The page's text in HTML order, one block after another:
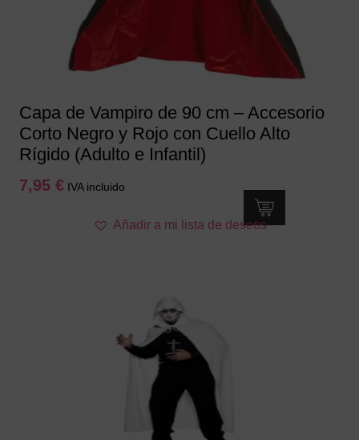
Capa de Vampiro de 90 cm – Accesorio
Corto Negro y Rojo con Cuello Alto
Rígido (Adulto e Infantil)
7,95 € IVA incluido
Añadir a mi lista de deseos